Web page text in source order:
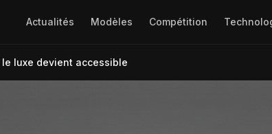
Actualités Modèles Compétition
luxe devient accessible